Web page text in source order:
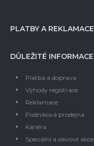
PLATBY A REKLAMACE
DŮLEŽITÉ INFORMACE
Platba a doprava
Výhody registrace
Reklamace
Podniková prodejna
Kariéra
Speciální a slevové akce